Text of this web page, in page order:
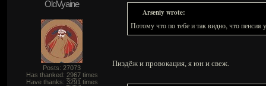
OldVyaine
Posts: 27073
Has thanked: 2967times
Have thanks: 3291 times
Arseniy wrote:
Потому что по тебе и так видно, что пенсия
Пиздёж и провокация, я юн и свеж.